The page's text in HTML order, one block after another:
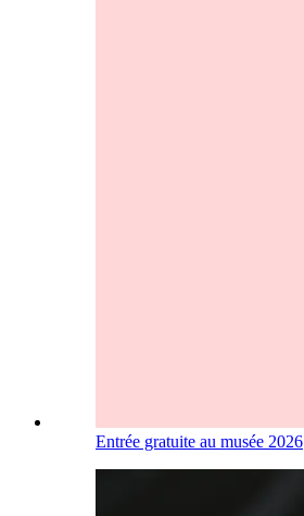
Entrée gratuite au musée 2026